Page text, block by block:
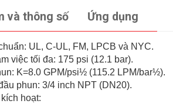
và thông số Ứng dụng
UL, C-UL, FM, LPCB và NYC.
việc tối đa: 175 psi (12.1 bar).
K=8.0 GPM/psi½ (115.2 LPM/bar½).
phun: 3/4 inch NPT (DN20).
hoạt: